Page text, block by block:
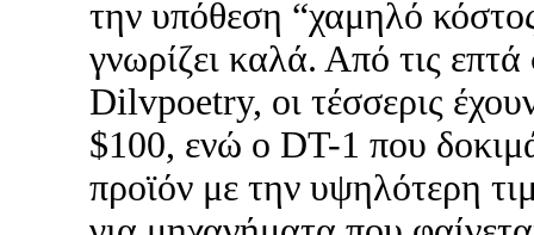
την υπόθεση “χαμηλό
γνωρίζει καλά. Από τις
Dilvpoetry, οι τέσσερις
$100, ενώ ο DT-1 που
προϊόν με την υψηλότερη